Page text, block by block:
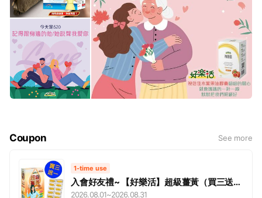
Coupon See more
1-time use
入會好友禮~ 【好樂活】超級薑黃（買三送
一） 限時限量活動 !
2026.08.01~2026.08.31